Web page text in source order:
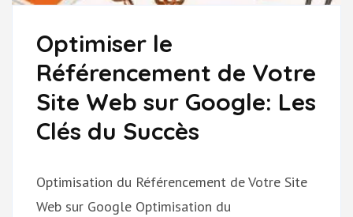
Optimiser le
Référencement de Votre
Site Web sur Google: Les
Clés du Succès
Optimisation du Référencement de Votre Site
Web sur Google Optimisation du